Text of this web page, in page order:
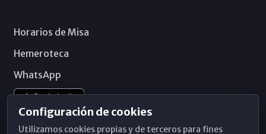
Horarios de Misa
Hemeroteca
WhatsApp
Configuración de cookies
Utilizamos cookies propias y de terceros para fines